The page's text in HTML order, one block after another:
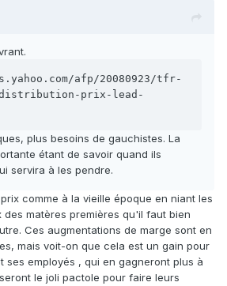
afp/20080923/tfr-
prix-lead-
plus besoins de gauchistes. La
étant de savoir quand ils
servira à les pendre.
comme à la vieille époque en niant les
des matères premières qu'il faut bien
Ces augmentations de marge sont en
mais voit-on que cela est un gain pour
ses employés , qui en gagneront plus à
le joli pactole pour faire leurs